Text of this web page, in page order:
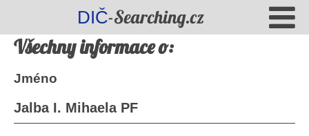
DIČ-Searching.cz
Všechny informace o:
Jméno
Jalba I. Mihaela PF